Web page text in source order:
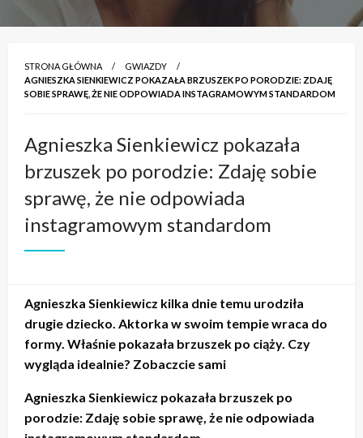
STRONA GŁÓWNA
GWIAZDY
AGNIESZKA SIENKIEWICZ POKAZAŁA BRZUSZEK PO PORODZIE: ZDAJĘ
SOBIE SPRAWĘ, ŻE NIE ODPOWIADA INSTAGRAMOWYM STANDARDOM
Agnieszka Sienkiewicz pokazała
brzuszek po porodzie: Zdaję sobie
sprawę, że nie odpowiada
instagramowym standardom
Agnieszka Sienkiewicz kilka dnie temu urodziła
drugie dziecko. Aktorka w swoim tempie wraca do
formy. Właśnie pokazała brzuszek po ciąży. Czy
wygląda idealnie? Zobaczcie sami
Agnieszka Sienkiewicz pokazała brzuszek po
porodzie: Zdaję sobie sprawę, że nie odpowiada